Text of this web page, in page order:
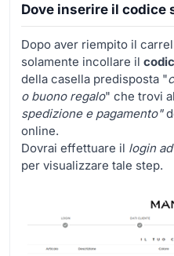
Dove inserire il codice
Dopo aver riempito il
solamente incollare il
della casella predisposta "
o buono regalo" che trovi
spedizione e pagamento"
online.
Dovrai effettuare il login
per visualizzare tale step.